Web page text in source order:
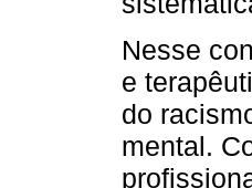
Nesse
e
do
mental.